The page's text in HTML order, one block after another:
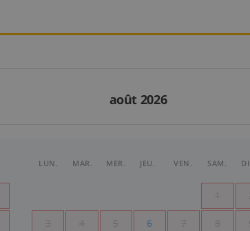
août 2026
LUN. MAR. MER. JEU. VEN. SAM.
1
3 4 5 6 7 8